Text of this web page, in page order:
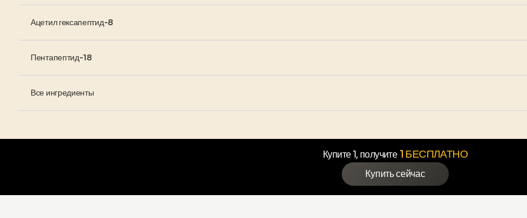
Ацетил гексапептид-8
Пентапептид-18
Все ингредиенты
Купите 1, получите1 БЕСПЛАТНО
Купить сейчас